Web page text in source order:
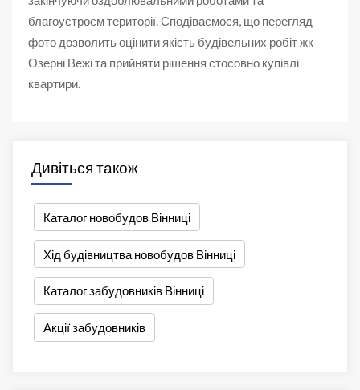
благоустроєм території. Сподіваємося, що перегляд
фото дозволить оцінити якість будівельних робіт жк
Озерні Вежі та прийняти рішення стосовно купівлі
квартири.
Дивіться також
Каталог новобудов Вінниці
Хід будівництва новобудов Вінниці
Каталог забудовників Вінниці
Акції забудовників